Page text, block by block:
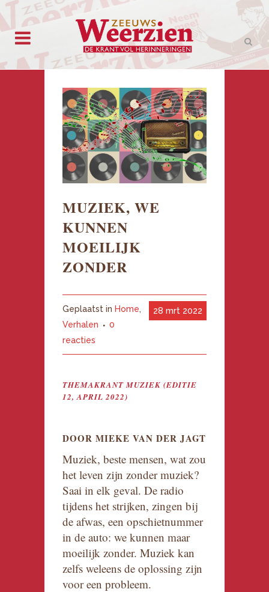
MUZIEK, WE
KUNNEN
MOEILIJK
ZONDER
28 mrt 2022
Geplaatst in Home,
Verhalen
0
reacties
THEMAKRANT MUZIEK (EDITIE
12, APRIL 2022)
DOOR MIEKE VAN DER JAGT
Muziek, beste mensen, wat zou
het leven zijn zonder muziek?
Saai in elk geval. De radio
tijdens het strijken, zingen bij
de afwas, een opschietnummer
in de auto: we kunnen maar
moeilijk zonder. Muziek kan
zelfs weleens de oplossing zijn
voor een probleem.